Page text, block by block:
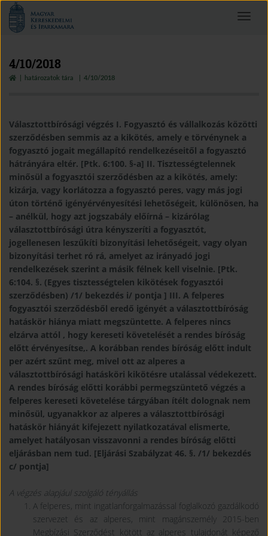
Magyar
Kereskedelmi
és
Toggle
4/10/2018
határozatok tára 4/10/2018
Választottbírósági végzés I. Fogyasztó és vállalkozás közötti
szerződésben semmis az a kikötés, amely e törvénynek a
fogyasztó jogait megállapító rendelkezéseitől a fogyasztó
hátrányára eltér. [Ptk. 6:100. §-a] II. Tisztességtelennek
minősül a fogyasztói szerződésben az a kikötés, amely:
kizárja, vagy korlátozza a fogyasztó peres, vagy más jogi
úton történő igényérvényesítési lehetőségeit, különösen, ha
– anélkül, hogy azt jogszabály előírná – kizárólag
választottbírósági útra kényszeríti a fogyasztót,
jogellenesen leszűkíti bizonyítási lehetőségeit, vagy olyan
bizonyítási terhet ró rá, amelyet az irányadó jogi
rendelkezések szerint a másik félnek kell viselnie. [Ptk.
6:104. §. (Egyes tisztességtelen kikötések fogyasztói
szerződésben) /1/ bekezdés i/ pontja ] III. A felperes
fogyasztói szerződésből eredő igényét a választottbíróság
hatáskör hiánya miatt megszüntette. A felperes nincs
elzárva attól , hogy kereseti követelését a rendes bíróság
előtt érvényesítse,. A korábban rendes bíróság előtt indult
per azért szűnt meg, mivel ott az alperes a
választottbírósági hatásköri kikötésre utalással védekezett.
A rendes bíróság előtti korábbi permegszüntető végzés a
felperes kereseti követelése tárgyában ítélt dolognak nem
minősül, ugyanakkor az alperes a választottbírósági
hatáskör hiányát kifejezett nyilatkozatával elismerte,
amelyet hatályosan visszavonni a rendes bíróság előtti
eljárásban nem tud. [Eljárási Szabályzat 46. §. /1/ bekezdés
c/ pontja]
A végzés alapjául szolgáló tényállás
A felperes, mint ingatlanforgalmazással foglalkozó gazdálkodó
szervezet és az alperes, mint magánszemély 2015-ben
Megbízási Szerződést kötött az alperes tulajdonát képező